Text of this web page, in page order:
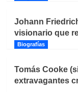
Johann
visionario que
Biografías
Tomás Cooke
extravagantes